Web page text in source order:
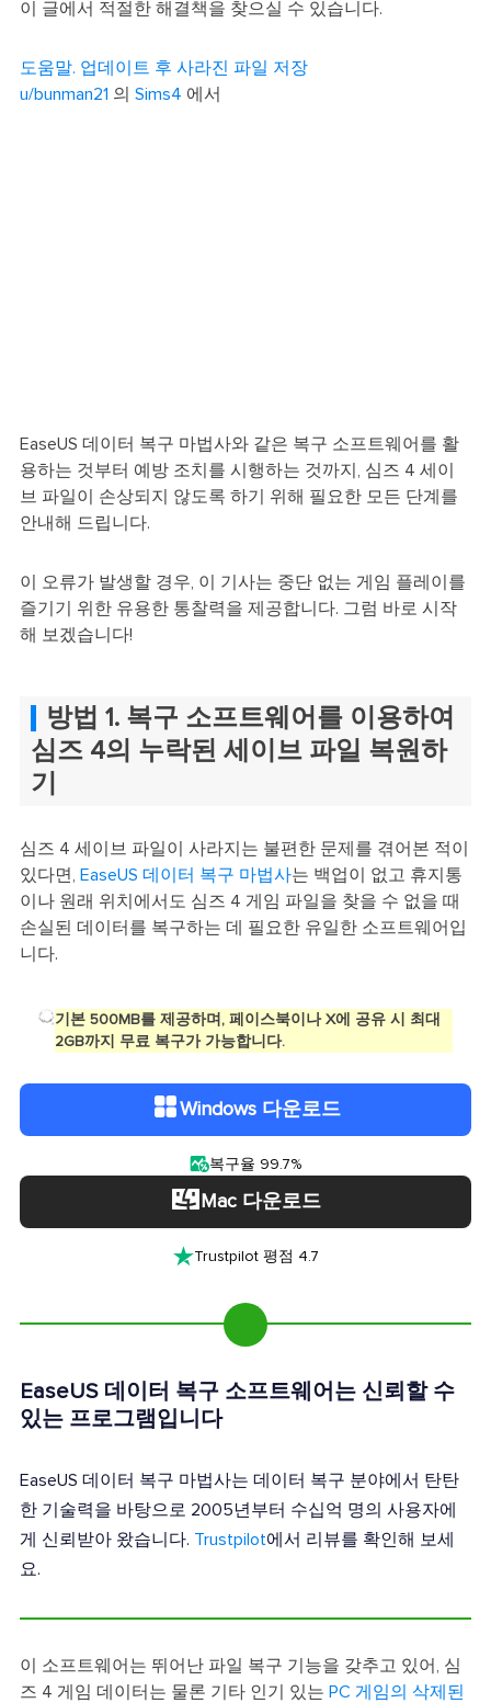
이 글에서 적절한 해결책을 찾으실 수 있습니다.
도움말. 업데이트 후 사라진 파일 저장
u/bunman21 의 Sims4 에서
EaseUS 데이터 복구 마법사와 같은 복구 소프트웨어를 활
용하는 것부터 예방 조치를 시행하는 것까지, 심즈 4 세이
브 파일이 손상되지 않도록 하기 위해 필요한 모든 단계를
안내해 드립니다.
이 오류가 발생할 경우, 이 기사는 중단 없는 게임 플레이를
즐기기 위한 유용한 통찰력을 제공합니다. 그럼 바로 시작
해 보겠습니다!
방법 1. 복구 소프트웨어를 이용하여
심즈 4의 누락된 세이브 파일 복원하
기
심즈 4 세이브 파일이 사라지는 불편한 문제를 겪어본 적이
있다면, EaseUS 데이터 복구 마법사는 백업이 없고 휴지통
이나 원래 위치에서도 심즈 4 게임 파일을 찾을 수 없을 때
손실된 데이터를 복구하는 데 필요한 유일한 소프트웨어입
니다.
기본 500MB를 제공하며, 페이스북이나 X에 공유 시 최대
2GB까지 무료 복구가 가능합니다.
Windows 다운로드
복구율 99.7%
Mac 다운로드
Trustpilot 평점 4.7
EaseUS 데이터 복구 소프트웨어는 신뢰할 수
있는 프로그램입니다
EaseUS 데이터 복구 마법사는 데이터 복구 분야에서 탄탄
한 기술력을 바탕으로 2005년부터 수십억 명의 사용자에
게 신뢰받아 왔습니다. Trustpilot에서 리뷰를 확인해 보세
요.
이 소프트웨어는 뛰어난 파일 복구 기능을 갖추고 있어, 심
즈 4 게임 데이터는 물론 기타 인기 있는 PC 게임의 삭제된